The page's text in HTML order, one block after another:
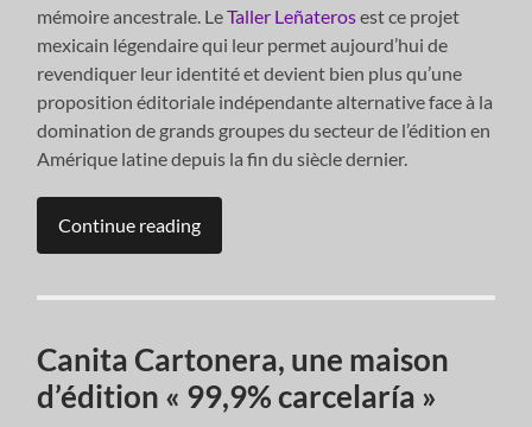
mémoire ancestrale. LeTaller Leñaterosest ce projet
mexicain légendaire qui leur permet aujourd’hui de
revendiquer leur identité et devient bien plus qu’une
proposition éditoriale indépendante alternative face à la
domination de grands groupes du secteur de l’édition en
Amérique latine depuis la fin du siècle dernier.
Continue reading
Canita Cartonera, une maison
d’édition « 99,9% carcelaría »